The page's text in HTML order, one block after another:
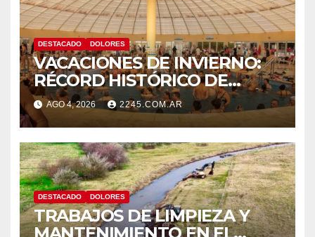
DESTACADO DOLORES
VACACIONES DE INVIERNO:
RÉCORD HISTÓRICO DE
VISITANTES Y RECAUDACIÓN
EN EL PARQUE TERMAL DE
DOLORES
AGO 4, 2026 2245.COM.AR
DESTACADO DOLORES
TRABAJOS DE LIMPIEZA Y